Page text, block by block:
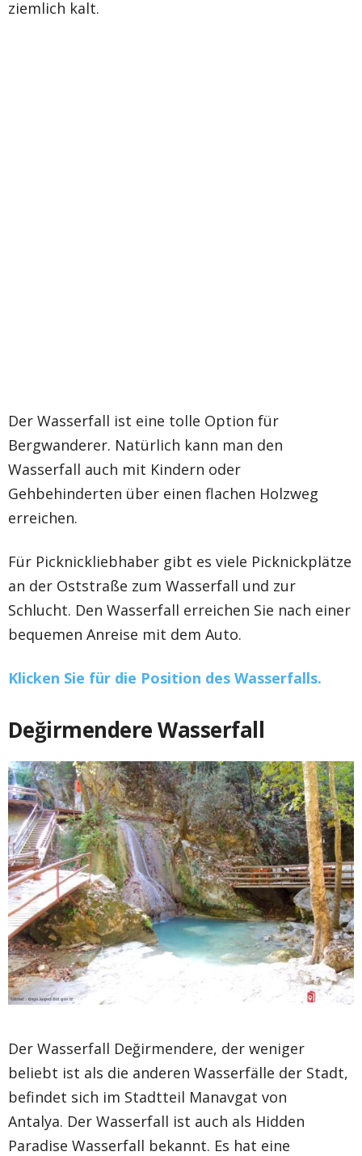
ziemlich kalt.
Der Wasserfall ist eine tolle Option für
Bergwanderer. Natürlich kann man den
Wasserfall auch mit Kindern oder
Gehbehinderten über einen flachen Holzweg
erreichen.
Für Picknickliebhaber gibt es viele Picknickplätze
an der Oststraße zum Wasserfall und zur
Schlucht. Den Wasserfall erreichen Sie nach einer
bequemen Anreise mit dem Auto.
Klicken Sie für die Position des Wasserfalls.
Değirmendere Wasserfall
Der Wasserfall Değirmendere, der weniger
beliebt ist als die anderen Wasserfälle der Stadt,
befindet sich im Stadtteil Manavgat von
Antalya. Der Wasserfall ist auch als Hidden
Paradise Wasserfall bekannt. Es hat eine